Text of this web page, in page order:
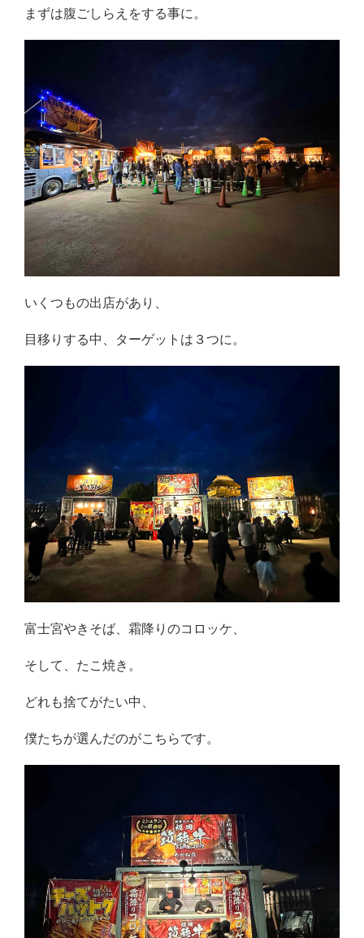
まずは腹ごしらえをする事に。
いくつもの出店があり、
目移りする中、ターゲットは３つに。
富士宮やきそば、霜降りのコロッケ、
そして、たこ焼き。
どれも捨てがたい中、
僕たちが選んだのがこちらです。